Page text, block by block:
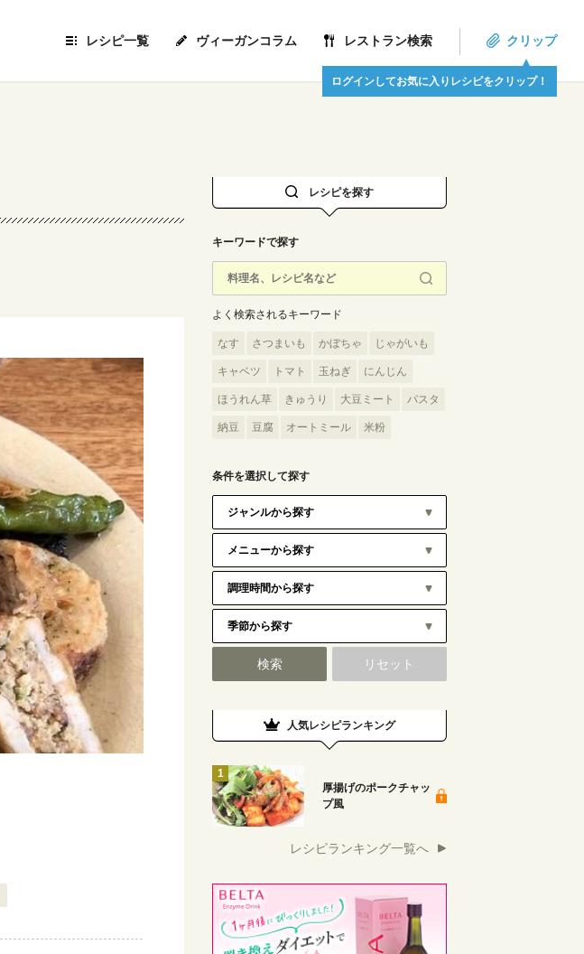
レシピ一覧 ヴィーガンコラム レストラン検索 クリップ
ログインしてお気に入りレシピをクリップ！
レシピを探す
キーワードで探す
よく検索されるキーワード
なす さつまいも かぼちゃ じゃがいも
キャベツ トマト 玉ねぎ にんじん
ほうれん草 きゅうり 大豆ミート パスタ
納豆 豆腐 オートミール 米粉
条件を選択して探す
人気レシピランキング
厚揚げのポークチャッ
プ風
レシピランキング一覧へ